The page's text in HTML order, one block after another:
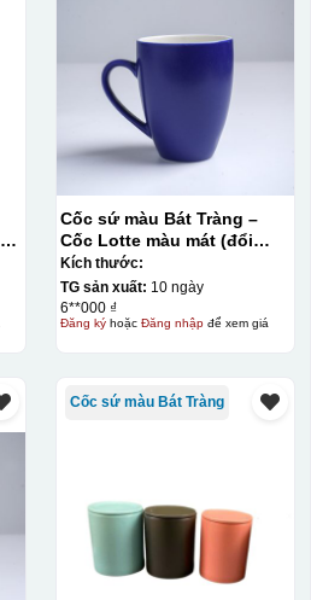
Cốc sứ màu Bát Tràng –
Cốc Lotte màu mát (đổi
quai)
Kích thước:
TG sản xuất: 10 ngày
6**000 ₫
Đăng kýhoặc Đăng nhậpđể xem giá
Cốc sứ màu Bát Tràng